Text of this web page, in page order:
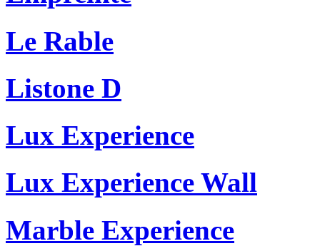
Le Rable
Listone D
Lux Experience
Lux Experience Wall
Marble Experience